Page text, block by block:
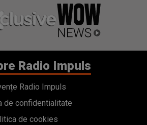
Radio Impuls
Radio Impuls
de confidentialitate
de cookies